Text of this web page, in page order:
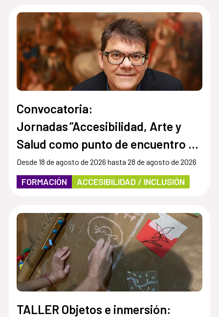
Convocatoria:
Jornadas “Accesibilidad, Arte y
Salud como punto de encuentro y
cultura inclusiva en museos,
instituciones y centros culturales”
Desde 18 de agosto de 2026 hasta 28 de agosto de 2026
FORMACIÓN ACCESIBILIDAD / INCLUSIÓN
TALLER Objetos e inmersión: